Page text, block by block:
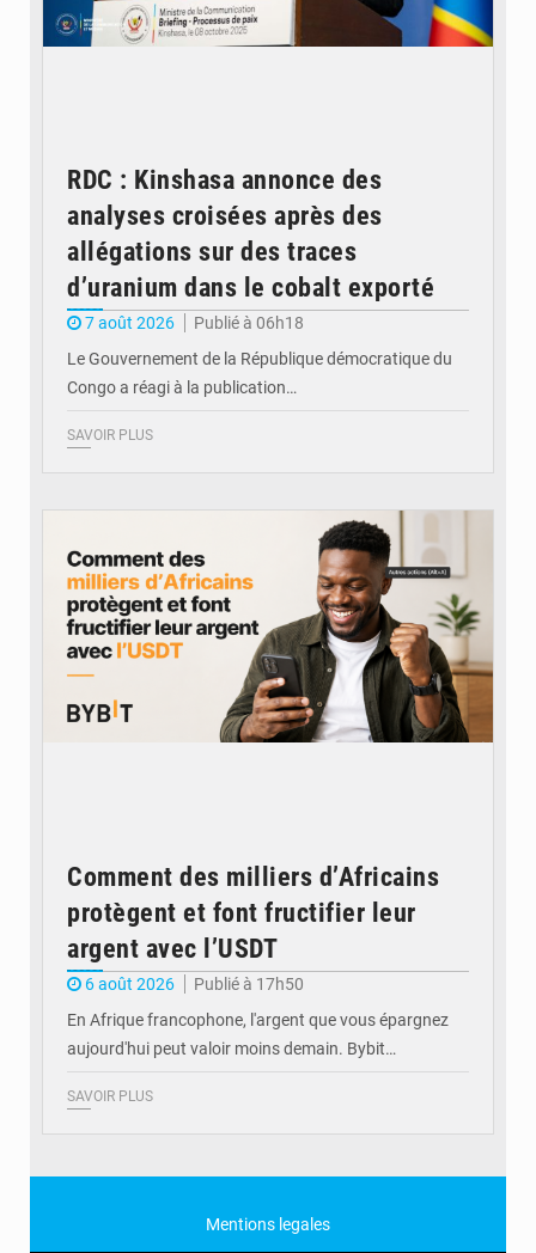
RDC : Kinshasa annonce des
analyses croisées après des
allégations sur des traces
d’uranium dans le cobalt exporté
7 août 2026
Publié à 06h18
Le Gouvernement de la République démocratique du
Congo a réagi à la publication…
SAVOIR PLUS
Comment des milliers d’Africains
protègent et font fructifier leur
argent avec l’USDT
6 août 2026
Publié à 17h50
En Afrique francophone, l'argent que vous épargnez
aujourd'hui peut valoir moins demain. Bybit…
SAVOIR PLUS
Mentions legales